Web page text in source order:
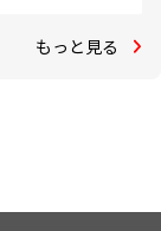
もっと見る